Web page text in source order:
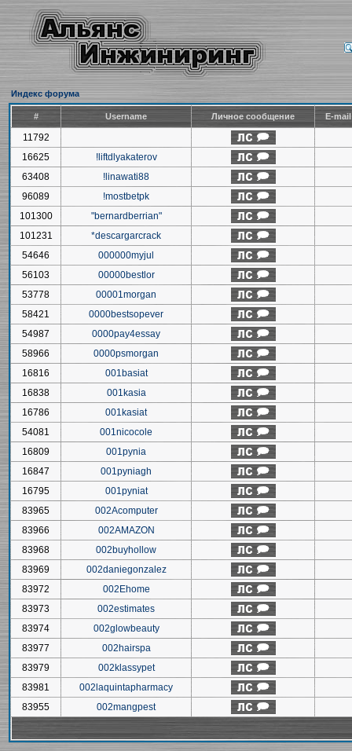
Индекс форума
# Username Личное сообщение E-
11792
16625
!liftdlyakaterov
63408
!linawati88
96089
!mostbetpk
101300
"bernardberrian"
101231
*descargarcrack
54646
000000myjul
56103
00000bestlor
53778
00001morgan
58421
0000bestsopever
54987
0000pay4essay
58966
0000psmorgan
16816
001basiat
16838
001kasia
16786
001kasiat
54081
001nicocole
16809
001pynia
16847
001pyniagh
16795
001pyniat
83965
002Acomputer
83966
002AMAZON
83968
002buyhollow
83969
002daniegonzalez
83972
002Ehome
83973
002estimates
83974
002glowbeauty
83977
002hairspa
83979
002klassypet
83981
002laquintapharmacy
83955
002mangpest